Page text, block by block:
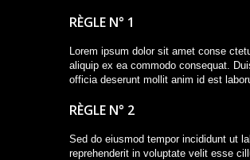
RÈGLE N° 1
Lorem ipsum dolor sit amet conse
aliquip ex ea commodo consequat.
officia deserunt mollit anim id est
RÈGLE N° 2
Sed do eiusmod tempor incididunt ut
reprehenderit in voluptate velit esse